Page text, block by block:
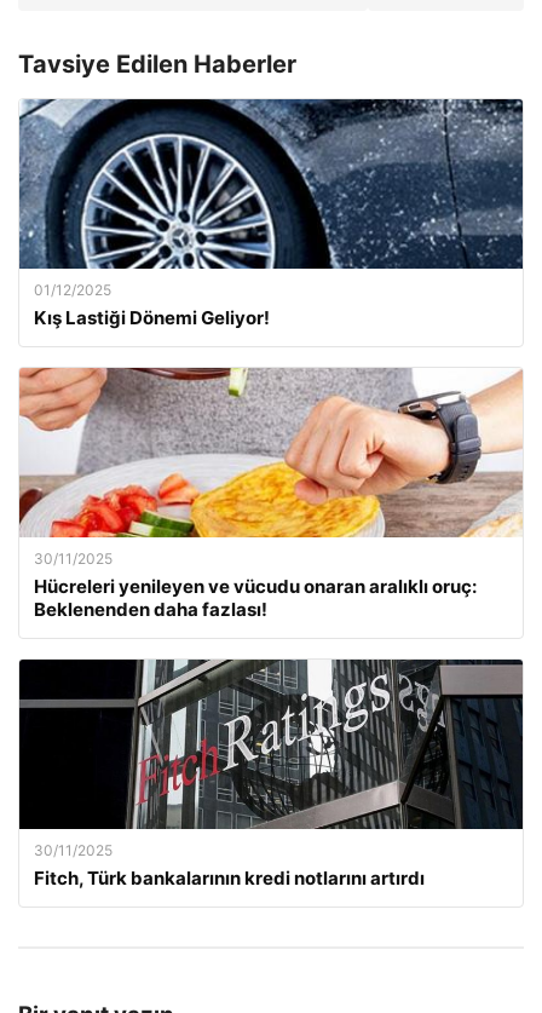
Tavsiye Edilen Haberler
01/12/2025
Kış Lastiği Dönemi Geliyor!
30/11/2025
Hücreleri yenileyen ve vücudu onaran aralıklı oruç:
Beklenenden daha fazlası!
30/11/2025
Fitch, Türk bankalarının kredi notlarını artırdı